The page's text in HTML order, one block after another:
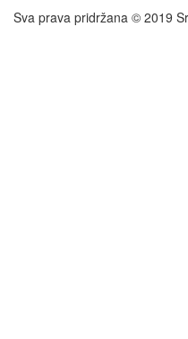
Sva prava pridržana © 2019